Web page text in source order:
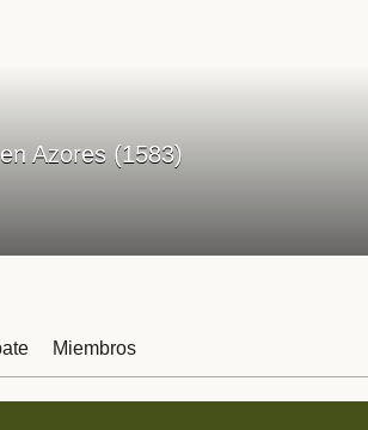
Azores (1583)
Miembros